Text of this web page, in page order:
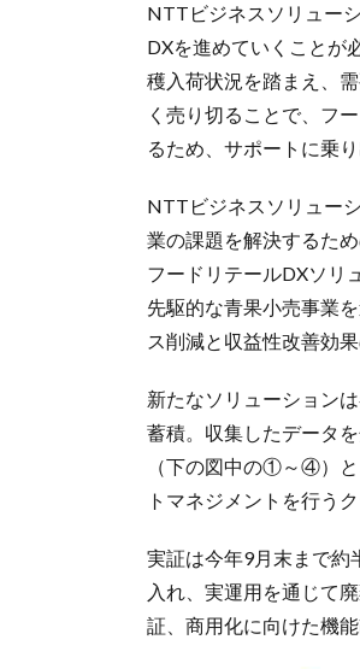
NTTビジネスソリュー
DXを進めていくことが
穫入荷状況を踏まえ、
く売り切ることで、フ
るため、サポートに乗
NTTビジネスソリュー
業の課題を解決するた
フードリテールDXソリ
先駆的な青果小売事業
ス削減と収益性改善効
新たなソリューション
蓄積。収集したデータ
（下の図中の①～④）
トマネジメントを行う
実証は今年9月末まで約
入れ、実運用を通じて
証、商用化に向けた機能